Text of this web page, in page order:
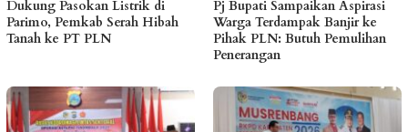
Dukung Pasokan Listrik di
Parimo, Pemkab Serah Hibah
Tanah ke PT PLN
Pj Bupati Sampaikan Aspirasi
Warga Terdampak Banjir ke
Pihak PLN: Butuh Pemulihan
Penerangan